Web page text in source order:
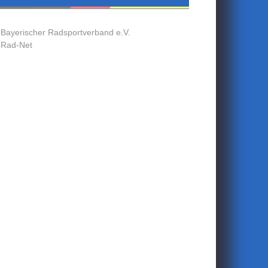
Bayerischer Radsportverband e.V.
Rad-Net